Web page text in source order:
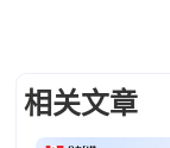
相关文章